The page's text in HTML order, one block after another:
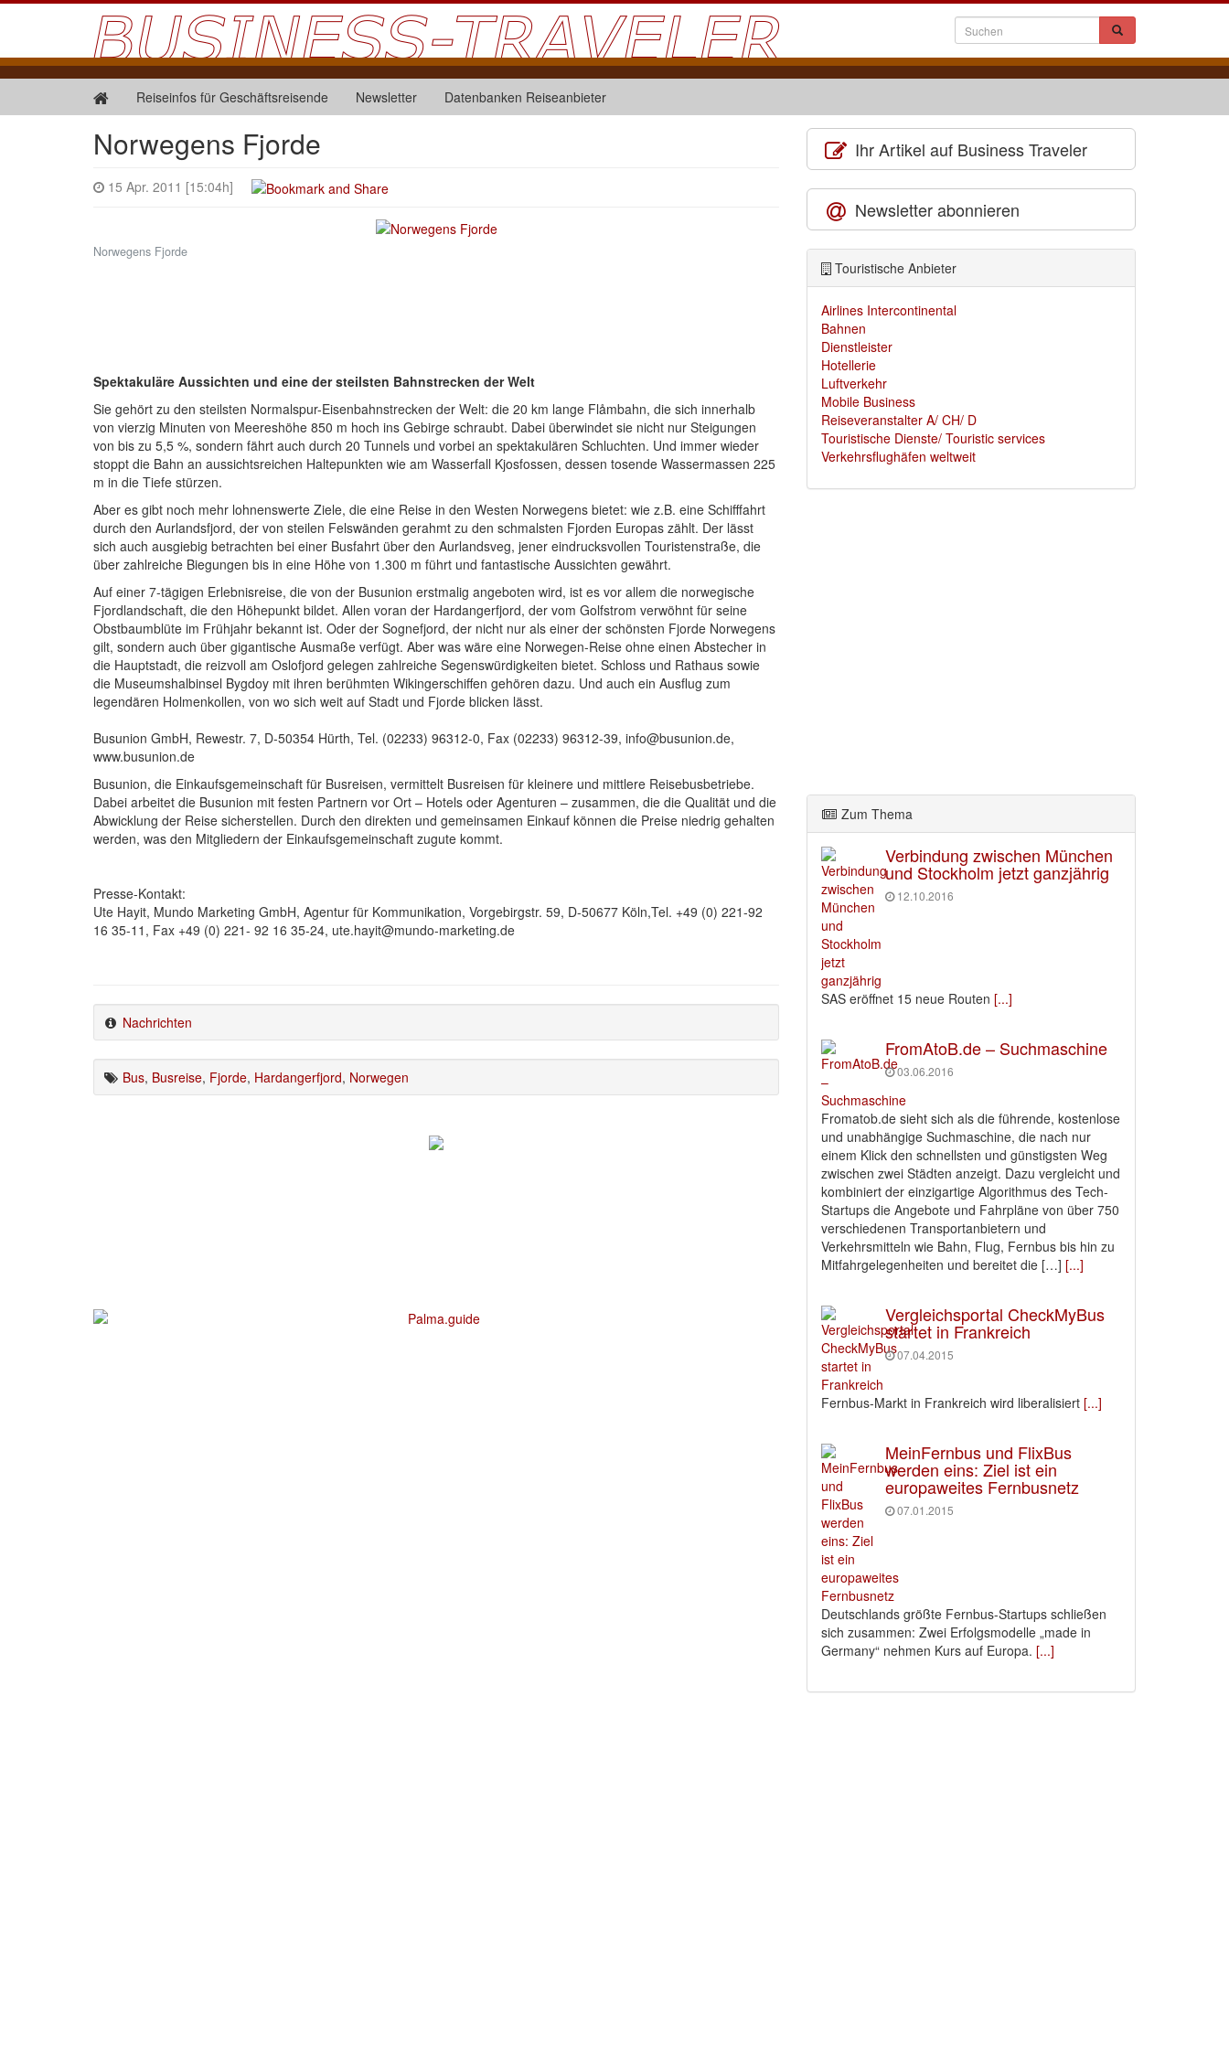
Reiseinfos für Geschäftsreisende Newsletter Datenbanken Reiseanbieter
Norwegens Fjorde
15 Apr. 2011 [15:04h]
Norwegens Fjorde
Spektakuläre Aussichten und eine der steilsten Bahnstrecken der Welt
Sie gehört zu den steilsten Normalspur-Eisenbahnstrecken der Welt: die 20 km lange Flåmbahn, die sich innerhalb
von vierzig Minuten von Meereshöhe 850 m hoch ins Gebirge schraubt. Dabei überwindet sie nicht nur Steigungen
von bis zu 5,5 %, sondern fährt auch durch 20 Tunnels und vorbei an spektakulären Schluchten. Und immer wieder
stoppt die Bahn an aussichtsreichen Haltepunkten wie am Wasserfall Kjosfossen, dessen tosende Wassermassen 225
m in die Tiefe stürzen.
Aber es gibt noch mehr lohnenswerte Ziele, die eine Reise in den Westen Norwegens bietet: wie z.B. eine Schifffahrt
durch den Aurlandsfjord, der von steilen Felswänden gerahmt zu den schmalsten Fjorden Europas zählt. Der lässt
sich auch ausgiebig betrachten bei einer Busfahrt über den Aurlandsveg, jener eindrucksvollen Touristenstraße, die
über zahlreiche Biegungen bis in eine Höhe von 1.300 m führt und fantastische Aussichten gewährt.
Auf einer 7-tägigen Erlebnisreise, die von der Busunion erstmalig angeboten wird, ist es vor allem die norwegische
Fjordlandschaft, die den Höhepunkt bildet. Allen voran der Hardangerfjord, der vom Golfstrom verwöhnt für seine
Obstbaumblüte im Frühjahr bekannt ist. Oder der Sognefjord, der nicht nur als einer der schönsten Fjorde Norwegens
gilt, sondern auch über gigantische Ausmaße verfügt. Aber was wäre eine Norwegen-Reise ohne einen Abstecher in
die Hauptstadt, die reizvoll am Oslofjord gelegen zahlreiche Segenswürdigkeiten bietet. Schloss und Rathaus sowie
die Museumshalbinsel Bygdoy mit ihren berühmten Wikingerschiffen gehören dazu. Und auch ein Ausflug zum
legendären Holmenkollen, von wo sich weit auf Stadt und Fjorde blicken lässt.
Busunion GmbH, Rewestr. 7, D-50354 Hürth, Tel. (02233) 96312-0, Fax (02233) 96312-39, info@busunion.de,
www.busunion.de
Busunion, die Einkaufsgemeinschaft für Busreisen, vermittelt Busreisen für kleinere und mittlere Reisebusbetriebe.
Dabei arbeitet die Busunion mit festen Partnern vor Ort – Hotels oder Agenturen – zusammen, die die Qualität und die
Abwicklung der Reise sicherstellen. Durch den direkten und gemeinsamen Einkauf können die Preise niedrig gehalten
werden, was den Mitgliedern der Einkaufsgemeinschaft zugute kommt.
Presse-Kontakt:
Ute Hayit, Mundo Marketing GmbH, Agentur für Kommunikation, Vorgebirgstr. 59, D-50677 Köln,Tel. +49 (0) 221-92
16 35-11, Fax +49 (0) 221- 92 16 35-24, ute.hayit@mundo-marketing.de
Nachrichten
Bus, Busreise, Fjorde, Hardangerfjord, Norwegen
Ihr Artikel auf Business Traveler
Newsletter abonnieren
Touristische Anbieter
Airlines Intercontinental
Bahnen
Dienstleister
Hotellerie
Luftverkehr
Mobile Business
Reiseveranstalter A/ CH/ D
Touristische Dienste/ Touristic services
Verkehrsflughäfen weltweit
Zum Thema
Verbindung zwischen München
und Stockholm jetzt ganzjährig
12.10.2016
SAS eröffnet 15 neue Routen [...]
FromAtoB.de – Suchmaschine
03.06.2016
Fromatob.de sieht sich als die führende, kostenlose
und unabhängige Suchmaschine, die nach nur
einem Klick den schnellsten und günstigsten Weg
zwischen zwei Städten anzeigt. Dazu vergleicht und
kombiniert der einzigartige Algorithmus des Tech-
Startups die Angebote und Fahrpläne von über 750
verschiedenen Transportanbietern und
Verkehrsmitteln wie Bahn, Flug, Fernbus bis hin zu
Mitfahrgelegenheiten und bereitet die […] [...]
Vergleichsportal CheckMyBus
startet in Frankreich
07.04.2015
Fernbus-Markt in Frankreich wird liberalisiert [...]
MeinFernbus und FlixBus
werden eins: Ziel ist ein
europaweites Fernbusnetz
07.01.2015
Deutschlands größte Fernbus-Startups schließen
sich zusammen: Zwei Erfolgsmodelle „made in
Germany“ nehmen Kurs auf Europa. [...]